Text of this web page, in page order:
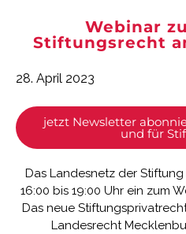
Webinar
Stiftungsrecht
28. April 2023
jetzt Newsletter
und für
Das Landesnetz der Stiftung
16:00 bis 19:00 Uhr ein zum
Das neue
Landesrecht